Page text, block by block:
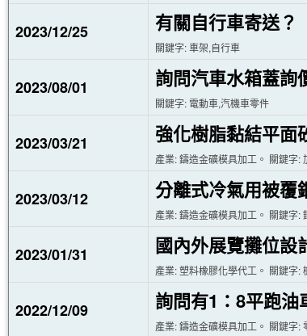
2023/12/25 有關自行車寄送？
關鍵字: 車架,自行車
2023/08/01 詢問汽車水箱蓋詢
關鍵字: 電動車,汽機車零件
2023/03/21 強化樹脂黏結平面
產業: 鑄造金礦模具加工。 關鍵字:
2023/03/12 分離式冷氣用被覆
產業: 鑄造金礦模具加工。 關鍵字:
2023/01/31 國內外展覽攤位設
產業: 塑料橡膠化學代工。 關鍵字:
2022/12/09 詢問有1：8平跑油
產業: 鑄造金礦模具加工。 關鍵字: